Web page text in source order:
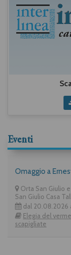
Eventi
Omaggio a
Orta San Giulio
San Giulio Casa
dal 20.08.2026
Elegia del
scapigliate